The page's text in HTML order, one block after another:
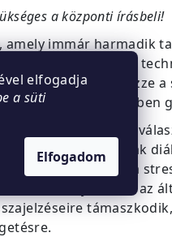
elfogadja
a süti
Elfogadom
a központi írásbeli!
immár harmadik
és webáruházi
célja, hogy ötvözze a
a színes, élményekben
felvételire építi a
szerint vannak
mert a
intézmény inkább az